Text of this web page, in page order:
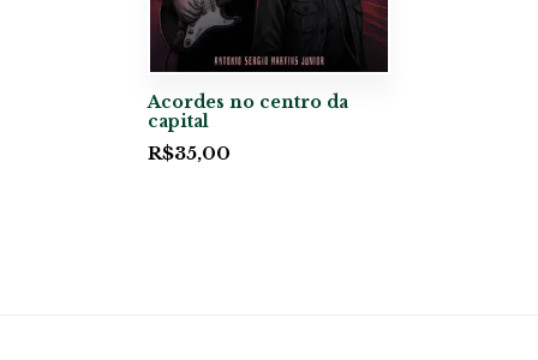
Acordes no centro da
capital
R$35,00